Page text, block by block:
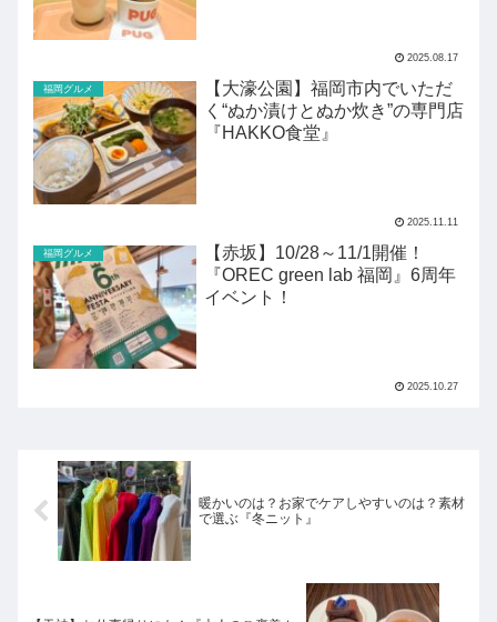
2025.08.17
福岡グルメ
【大濠公園】福岡市内でいただ
く“ぬか漬けとぬか炊き”の専門店
『HAKKO食堂』
2025.11.11
福岡グルメ
【赤坂】10/28～11/1開催！
『OREC green lab 福岡』6周年
イベント！
2025.10.27
暖かいのは？お家でケアしやすいのは？素材
で選ぶ『冬ニット』